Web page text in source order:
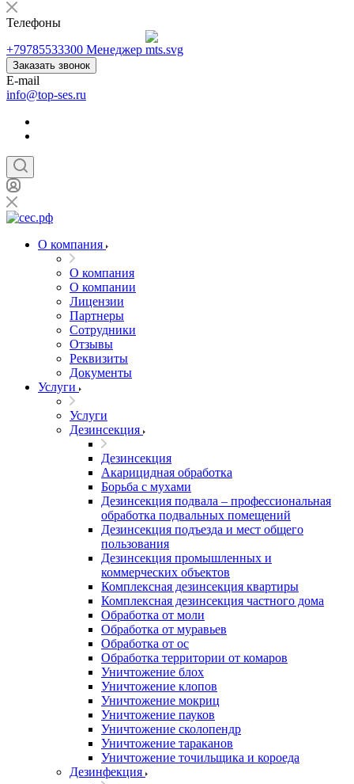
Телефоны
+79785533300 Менеджер
Заказать звонок
E-mail
info@top-ses.ru
О компания
О компания
О компании
Лицензии
Партнеры
Сотрудники
Отзывы
Реквизиты
Документы
Услуги
Услуги
Дезинсекция
Дезинсекция
Акарицидная обработка
Борьба с мухами
Дезинсекция подвала – профессиональная
обработка подвальных помещений
Дезинсекция подъезда и мест общего
пользования
Дезинсекция промышленных и
коммерческих объектов
Комплексная дезинсекция квартиры
Комплексная дезинсекция частного дома
Обработка от моли
Обработка от муравьев
Обработка от ос
Обработка территории от комаров
Уничтожение блох
Уничтожение клопов
Уничтожение мокриц
Уничтожение пауков
Уничтожение сколопендр
Уничтожение тараканов
Уничтожение точильщика и короеда
Дезинфекция